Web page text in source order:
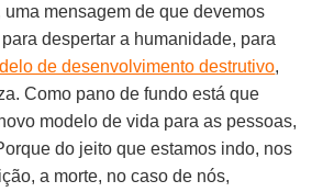
uma mensagem de que devemos
despertar a humanidade, para
de desenvolvimento destrutivo,
Como pano de fundo está que
modelo de vida para as pessoas,
do jeito que estamos indo, nos
a morte, no caso de nós,